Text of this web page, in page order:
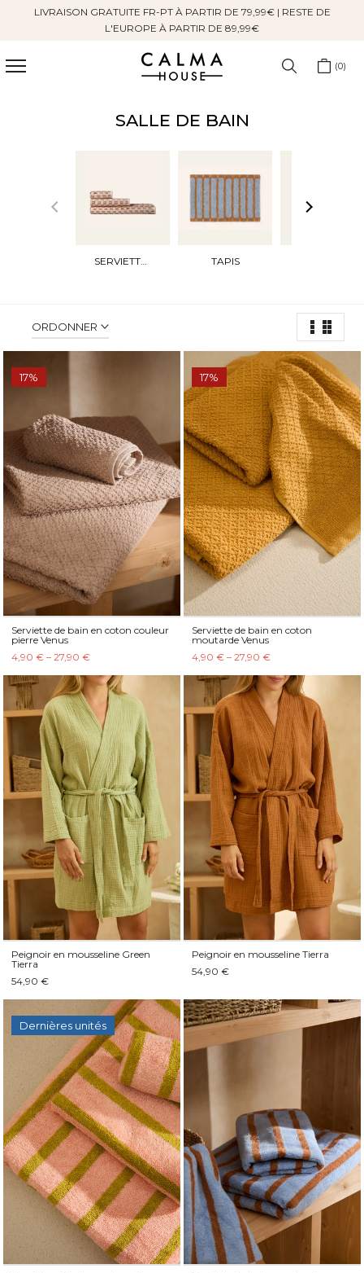
SauterLIVRAISON GRATUITE FR-PT À PARTIR DE 79,99€ | RESTE DE
L'EUROPE À PARTIR DE 89,99€
0
SALLE DE BAIN
SERVIETTES TAPIS
ORDONNER
17%
Serviette de bain en coton couleur
pierre Venus
4,90 € – 27,90 €
17%
Serviette de bain en coton
moutarde Venus
4,90 € – 27,90 €
Peignoir en mousseline Green
Tierra
54,90 €
Peignoir en mousseline Tierra
54,90 €
Dernières unités